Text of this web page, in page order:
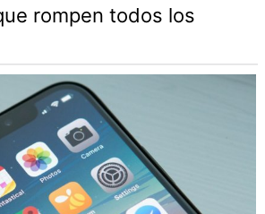
rompen todos los